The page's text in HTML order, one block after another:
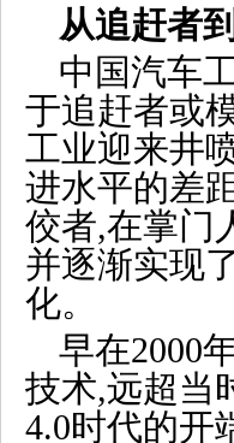
从追赶者
中国汽车
于追赶者或
工业迎来井
进水平的差
佼者,在掌门
并逐渐实现
化。
早在2000
技术,远超当
4.0时代的开